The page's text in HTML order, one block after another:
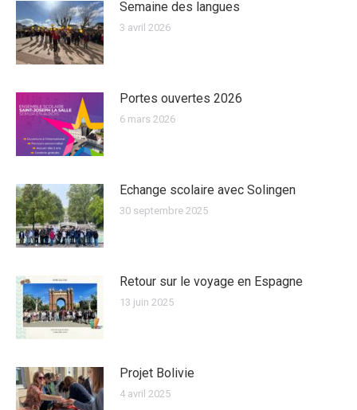
Semaine des langues
3 avril 2026
Portes ouvertes 2026
6 mars 2026
Echange scolaire avec Solingen
30 septembre 2025
Retour sur le voyage en Espagne
13 juin 2025
Projet Bolivie
4 avril 2025